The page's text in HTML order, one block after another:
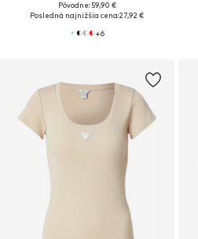
Pôvodne: 59,90 €
Posledná najnižšia cena:27,92 €
+6